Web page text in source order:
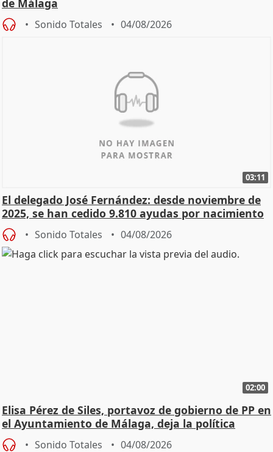
de Málaga
Sonido Totales 04/08/2026
03:11
El delegado José Fernández: desde noviembre de
2025, se han cedido 9.810 ayudas por nacimiento
Sonido Totales 04/08/2026
02:00
Elisa Pérez de Siles, portavoz de gobierno de PP en
el Ayuntamiento de Málaga, deja la política
Sonido Totales 04/08/2026